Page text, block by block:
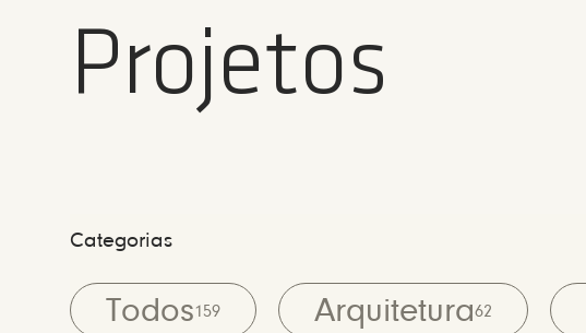
Projetos
Categorias
Todos159 Arquitetura62